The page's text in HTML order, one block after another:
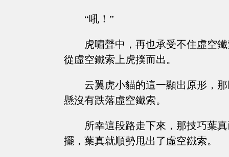
“吼！”
虎嘯聲中，再也承受不住虛空
從虛空鐵索上虎撲而出。
云翼虎小貓的這一顯出原形，
懸沒有跌落虛空鐵索。
所幸這段路走下來，那技巧葉
擺，葉真就順勢甩出了虛空鐵索。